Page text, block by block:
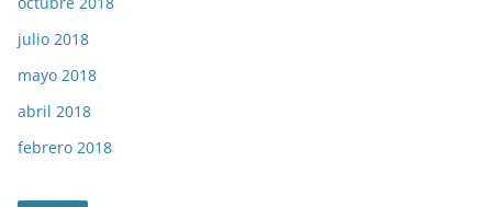
julio 2018
mayo 2018
abril 2018
febrero 2018